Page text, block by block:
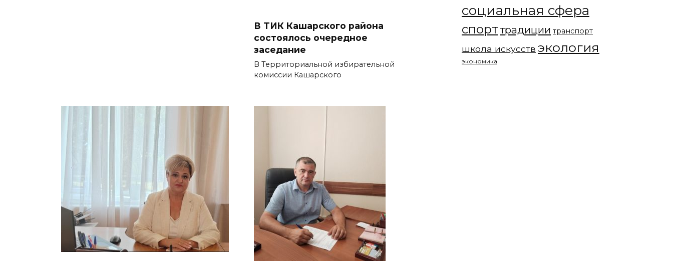
В ТИК Кашарского района
состоялось очередное
заседание
В Территориальной избирательной
комиссии Кашарского
социальная сфера
спорттрадиции транспорт
школа искусств экология
экономика